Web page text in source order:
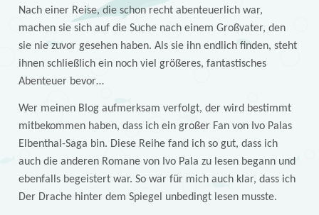
Nach einer Reise, die schon recht abenteuerlich war,
machen sie sich auf die Suche nach einem Großvater, den
sie nie zuvor gesehen haben. Als sie ihn endlich finden, steht
ihnen schließlich ein noch viel größeres, fantastisches
Abenteuer bevor…
Wer meinen Blog aufmerksam verfolgt, der wird bestimmt
mitbekommen haben, dass ich ein großer Fan von Ivo Palas
Elbenthal-Saga bin. Diese Reihe fand ich so gut, dass ich
auch die anderen Romane von Ivo Pala zu lesen begann und
ebenfalls begeistert war. So war für mich auch klar, dass ich
Der Drache hinter dem Spiegel unbedingt lesen musste.